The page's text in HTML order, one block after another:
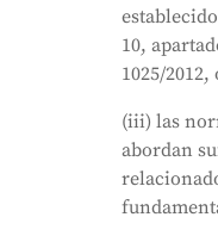
10,
1025/2012,
(iii) las
abordan